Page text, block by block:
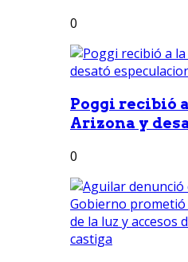
0
Poggi recibió
Arizona y
0